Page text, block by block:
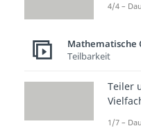
4/4 –
Mathematische
Teilbarkeit
Teiler
1/7 –